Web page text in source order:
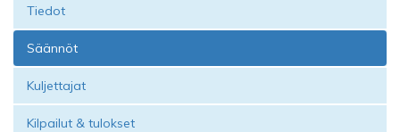
Tiedot
Säännöt
Kuljettajat
Kilpailut & tulokset